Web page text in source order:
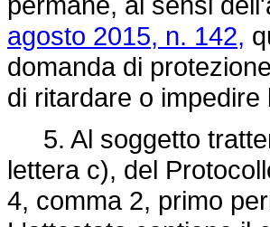
agosto 2015, n. 142,
domanda di
di ritardare o
5. Al soggetto
lettera c), del
4, comma 2, primo